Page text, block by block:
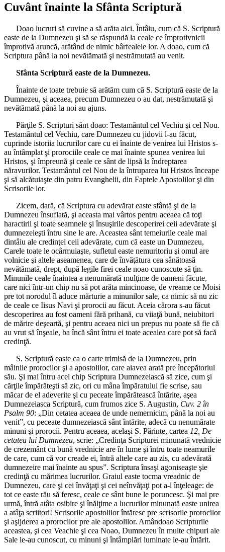
Cuvânt înainte la Sfânta Scriptură
Doao lucruri să cuvine a să arăta aici. Întâiu, cum că S. Scriptură
easte de la Dumnezeu şi să se răspundă la ceale ce împrotivnicii
împrotivă aruncă, arătând de nimic bârfealele lor. A doao, cum că
Scriptura până la noi nevătămată şi nestrămutată au venit.
Sfânta Scriptură easte de la Dumnezeu.
Înainte de toate trebuie să arătăm cum că S. Scriptură easte de la
Dumnezeu, şi aceaea, precum Dumnezeu o au dat, nestrămutată şi
nevătămată până la noi au ajuns.
Părţile S. Scripturi sânt doao: Testamântul cel Vechiu şi cel Nou.
Testamântul cel Vechiu, care Dumnezeu cu jidovii l-au făcut,
cuprinde istoriia lucrurilor care cu ei înainte de venirea lui Hristos s-
au întâmplat şi prorociile ceale ce mai înainte spunea venirea lui
Hristos, şi împreună şi ceale ce sânt de lipsă la îndreptarea
năravurilor. Testamântul cel Nou de la întruparea lui Hristos înceape
şi să alcătuiaşte din patru Evanghelii, din Faptele Apostolilor şi din
Scrisorile lor.
Zicem, dară, că Scriptura cu adevărat easte sfântă şi de la
Dumnezeu însuflată, şi aceasta mai vârtos pentru aceaea că toţi
haractirii şi toate seamnele şi însuşirile descoperirei ceii adevărate şi
dumnezeieşti întru sine le are. Aceastea sânt temeiurile ceale mai
dintâiu ale credinţei ceii adevărate, cum că easte un Dumnezeu,
Carele toate le ocârmuiaşte, sufletul easte nemuritoriu şi omul are
volnicie şi altele aseamenea, care de învăţătura cea sânătoasă
nevătămată, drept, după legile firei ceale noao cunoscute să ţin.
Minunile ceale înaintea a nenumărată mulţime de oameni făcute,
care nici într-un chip nu să pot arăta mincinoase, de vreame ce Moisi
pre tot norodul îl aduce mărturie a minunilor sale, ca nimic să nu zic
de ceale ce Iisus Navi şi prorocii au făcut. Aceia cărora s-au făcut
descoperirea au fost oameni fără prihană, cu viiaţă bună, neiubitori
de mărire deşeartă, şi pentru aceaea nici un prepus nu poate să fie că
au vrut să înşeale, ba încă sânt întru ei toate acealea care pot să facă
credinţă.
S. Scriptură easte ca o carte trimisă de la Dumnezeu, prin
mâinile prorocilor şi a apostolilor, care aiavea arată pre începătoriul
său. Şi mai întru acel chip Scriptura Dumnezeiască să zice, cum şi
cărţile împărăteşti să zic, ori cu mâna împăratului fie scrise, sau
măcar de el adeverite şi cu peceate împărătească întărite, aşea
Dumnezeiasca Scriptură, cum frumos zice S. Augustin, Cuv. 2 în
Psalm 90: „Din cetatea aceaea de unde nemernicim, până la noi au
venit”, cu peceate dumnezeiască sânt întărite, adecă cu nenumărate
minuni şi prorocii. Pentru aceaea, acelaşi S. Părinte, cartea 12, De
cetatea lui Dumnezeu, scrie: „Credinţa Scripturei minunată vrednicie
de crezemânt cu bună vrednicie are în lume şi întru toate neamurile
de care, cum că vor creade ei, întră altele care au zis, cu adevărată
dumnezeire mai înainte au spus”. Scriptura însaşi agoniseaşte şie
credinţă cu mărimea lucrurilor. Graiul easte tocma vreadnic de
Dumnezeu, care şi cei învăţaţi şi cei neînvăţaţi pot a-l înţeleage: de
tot ce easte rău să feresc, ceale ce sânt bune le poruncesc. Şi mai pre
urmă, întră atâta osibire şi înălţime a lucrurilor minunată easte unirea
a atâţa scriitori! Scrisorile apostolilor întăresc pre scrisorile prorocilor
şi aşijderea a prorocilor pre ale apostolilor. Amândoao Scripturile
aceastea, şi cea Veachie şi cea Noao, Dumnezeu în multe chipuri ale
Sale le-au cunoscut, cu minuni şi întâmplări luminate le-au întărit.